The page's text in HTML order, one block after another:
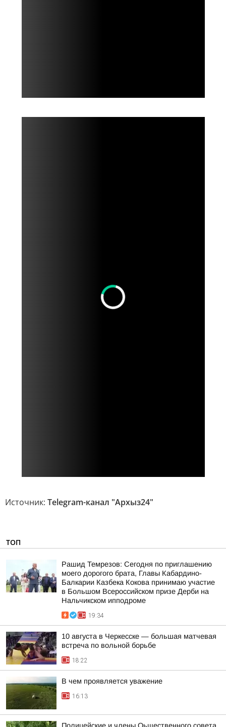
Источник: Telegram-канал "Архыз24"
ТОП
Рашид Темрезов: Сегодня по приглашению
моего дорогого брата, Главы Кабардино-
Балкарии Казбека Кокова принимаю участие
в Большом Всероссийском призе Дерби на
Нальчикском ипподроме
19:34
10 августа в Черкесске — большая матчевая
встреча по вольной борьбе
18:22
В чем проявляется уважение
16:13